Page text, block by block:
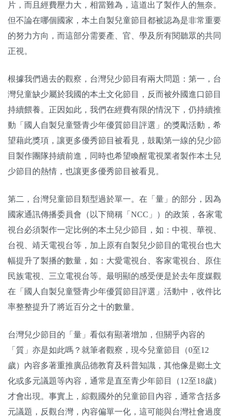
片，而且經費壓力大，相當難為，這道出了製作人的無奈。
但不論在哪個國家，本土自製兒童節目都被認為是非常重要
的努力方向，而這部分需要產、官、學及所有閱聽眾的共同
正視。
根據我們過去的觀察，台灣兒少節目有兩大問題：第一，台
灣兒童缺少屬於我國的本土文化節目，反而被外國進口節目
持續餵養。正因如此，我們在經費有限的情況下，仍持續推
動「國人自製兒童暨青少年優質節目評選」的獎勵活動，希
望藉此獎項，讓更多優秀節目被看見，鼓勵第一線的兒少節
目製作團隊持續前進，同時也希望喚醒電視業者製作本土兒
少節目的熱情，也讓更多優秀節目被看見。
第二，台灣兒童節目類型過於單一。在「量」的部分，因為
國家通訊傳播委員會（以下簡稱「NCC」）的政策，各家電
視台必須製作一定比例的本土兒少節目，如：中視、華視、
台視、靖天電視台等，加上原有自製兒少節目的電視台也大
幅提升了製播的數量，如：大愛電視台、客家電視台、原住
民族電視、三立電視台等。最明顯的感受便是於去年度媒觀
在「國人自製兒童暨青少年優質節目評選」活動中，收件比
率整整提升了將近百分之十的數量。
台灣兒少節目的「量」看似有顯著增加，但關乎內容的
「質」亦是如此嗎？就筆者觀察，現今兒童節目（0至12
歲）內容多著重推廣品德教育及科普知識，其他像是鄉土文
化或多元議題等內容，通常是直至青少年節目（12至18歲）
才會出現。事實上，綜觀國外的兒童節目內容，通常含括多
元議題，反觀台灣，內容偏單一化，這可能與台灣社會過度